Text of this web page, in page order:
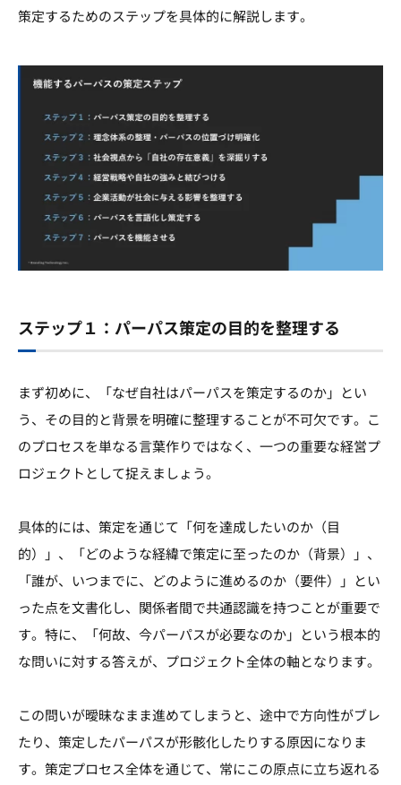
策定するためのステップを具体的に解説します。
ステップ１：パーパス策定の目的を整理する
まず初めに、「なぜ自社はパーパスを策定するのか」とい
う、その目的と背景を明確に整理することが不可欠です。こ
のプロセスを単なる言葉作りではなく、一つの重要な経営プ
ロジェクトとして捉えましょう。
具体的には、策定を通じて「何を達成したいのか（目
的）」、「どのような経緯で策定に至ったのか（背景）」、
「誰が、いつまでに、どのように進めるのか（要件）」とい
った点を文書化し、関係者間で共通認識を持つことが重要で
す。特に、「何故、今パーパスが必要なのか」という根本的
な問いに対する答えが、プロジェクト全体の軸となります。
この問いが曖昧なまま進めてしまうと、途中で方向性がブレ
たり、策定したパーパスが形骸化したりする原因になりま
す。策定プロセス全体を通じて、常にこの原点に立ち返れる